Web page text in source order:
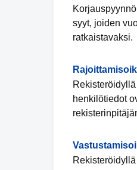
syyt, joiden
ratkaistavaksi.
henkilötiedot